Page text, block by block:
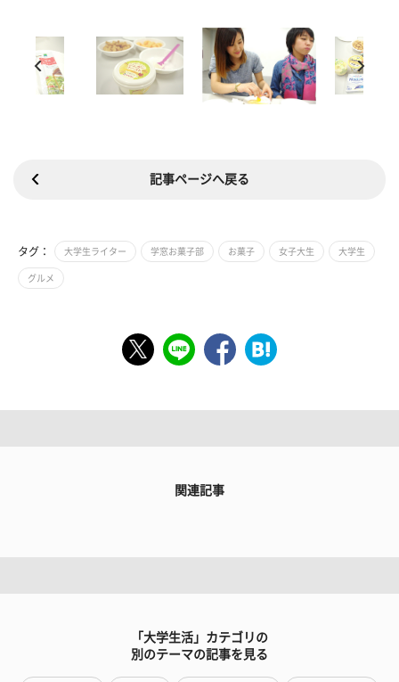
記事ページへ戻る
タグ： 大学生ライター 学窓お菓子部 お菓子 女子大生 大学生
グルメ
関連記事
「大学生活」カテゴリの
別のテーマの記事を見る